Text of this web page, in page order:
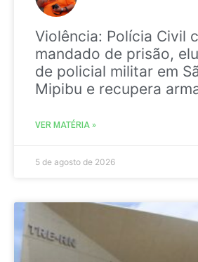
Violência: Polícia Civil
mandado de prisão,
de policial militar em
Mipibu e recupera
VER MATÉRIA »
5 de agosto de 2026